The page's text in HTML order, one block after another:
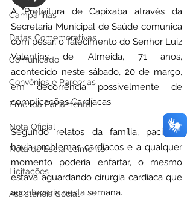
Campanhas
Datas Comemorativas
Comunicado
Convênios e Parcerias
Emenda Parlamentar
Nota Oficial
Nota de Esclarecimento
Licitações
Assistência Social
A Prefeitura de Capixaba através da
Secretaria Municipal de Saúde comunica
com pesar, o falecimento do Senhor Luiz
Valentins de Almeida, 71 anos,
acontecido neste sábado, 20 de março,
em decorrência possivelmente de
complicações Cardíacas.
Segundo relatos da família, paciente
havia problemas cardíacos e a qualquer
momento poderia enfartar, o mesmo
estava aguardando cirurgia cardíaca que
aconteceria nesta semana.